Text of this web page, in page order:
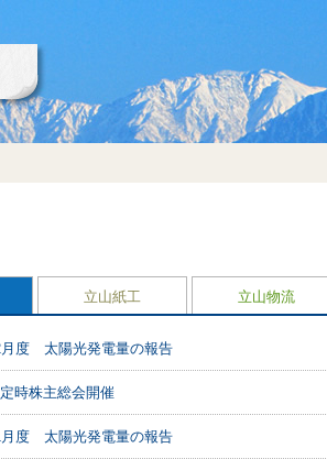
立山紙工 立山物流
月度 太陽光発電量の報告
時株主総会開催
月度 太陽光発電量の報告